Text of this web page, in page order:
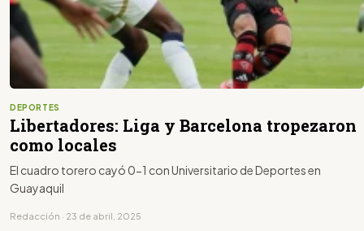
DEPORTES
Libertadores: Liga y Barcelona tropezaron
como locales
El cuadro torero cayó 0-1 con Universitario de Deportes en
Guayaquil
Redacción · 23 de abril, 2025